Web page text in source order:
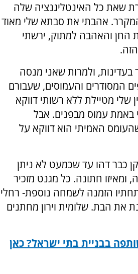
שאת כל האינטליגנציה שלה
אהבתי את סבתא שלי מאוד
החן והאהבה למתוק, ירשתי
ולמרות שאני מנסה
המסודרים והעמוסים, שעבורם
מטיילת ללא רשותי דווקא
באמת עמוס מבפנים. אבל
האמיתי הוא דווקא על
כבר דהו עד שכמעט לא ניתן
ומאיזו חתונה. כל מגנט מזכיר
הזמנה לשמחה נוספת- רחלי
את הבת. שלומית וירון מחתנים
בבניית בתי ישראל? כאן